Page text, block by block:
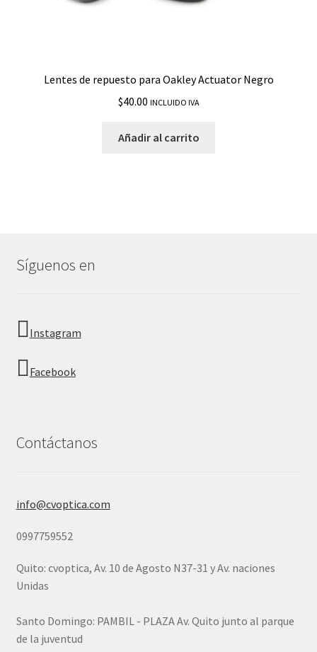
Lentes de repuesto para Oakley Actuator Negro
$40.00 INCLUIDO IVA
Añadir al carrito
Síguenos en
Instagram
Facebook
Contáctanos
info@cvoptica.com
0997759552
Quito: cvoptica, Av. 10 de Agosto N37-31 y Av. naciones
Unidas
Santo Domingo: PAMBIL - PLAZA Av. Quito junto al parque
de la juventud